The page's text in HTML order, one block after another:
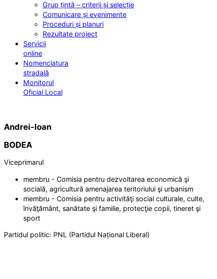
Grup țintă – criterii și selecție
Comunicare și evenimente
Proceduri și planuri
Rezultate proiect
Servicii
online
Nomenclatura
stradală
Monitorul
Oficial Local
Andrei-Ioan
BODEA
Viceprimarul
membru - Comisia pentru dezvoltarea economică şi
socială, agricultură amenajarea teritoriului şi urbanism
membru - Comisia pentru activităţi social culturale, culte,
învăţământ, sanătate şi familie, protecţie copii, tineret şi
sport
Partidul politic: PNL (Partidul Național Liberal)